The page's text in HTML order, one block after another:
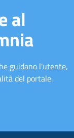
al
guidano l'utente,
del portale.